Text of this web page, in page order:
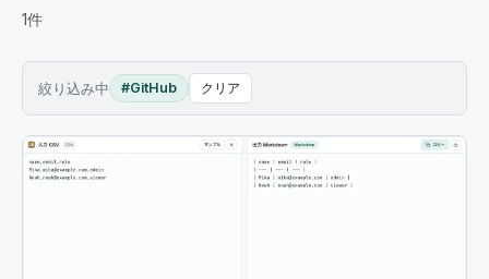
1件
絞り込み中 #GitHub クリア